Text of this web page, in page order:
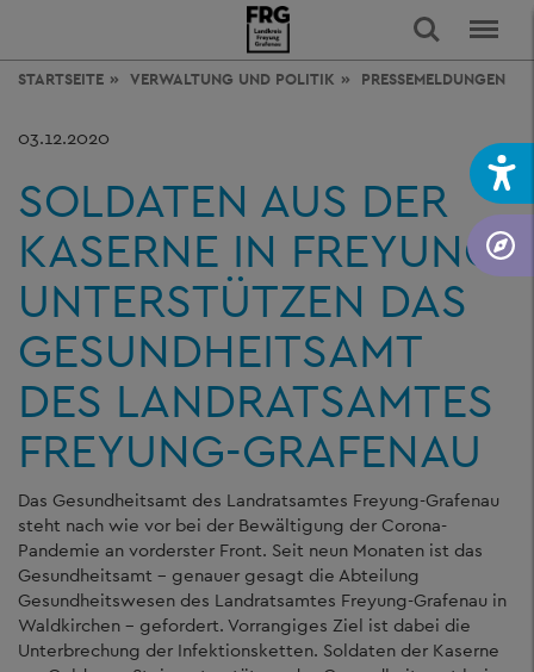
STARTSEITE VERWALTUNG UND POLITIK PRESSEMELDUNGEN
03.12.2020
SOLDATEN AUS DER
KASERNE IN FREYUNG
UNTERSTÜTZEN DAS
GESUNDHEITSAMT
DES LANDRATSAMTES
FREYUNG-GRAFENAU
Das Gesundheitsamt des Landratsamtes Freyung-Grafenau
steht nach wie vor bei der Bewältigung der Corona-
Pandemie an vorderster Front. Seit neun Monaten ist das
Gesundheitsamt - genauer gesagt die Abteilung
Gesundheitswesen des Landratsamtes Freyung-Grafenau in
Waldkirchen - gefordert. Vorrangiges Ziel ist dabei die
Unterbrechung der Infektionsketten. Soldaten der Kaserne